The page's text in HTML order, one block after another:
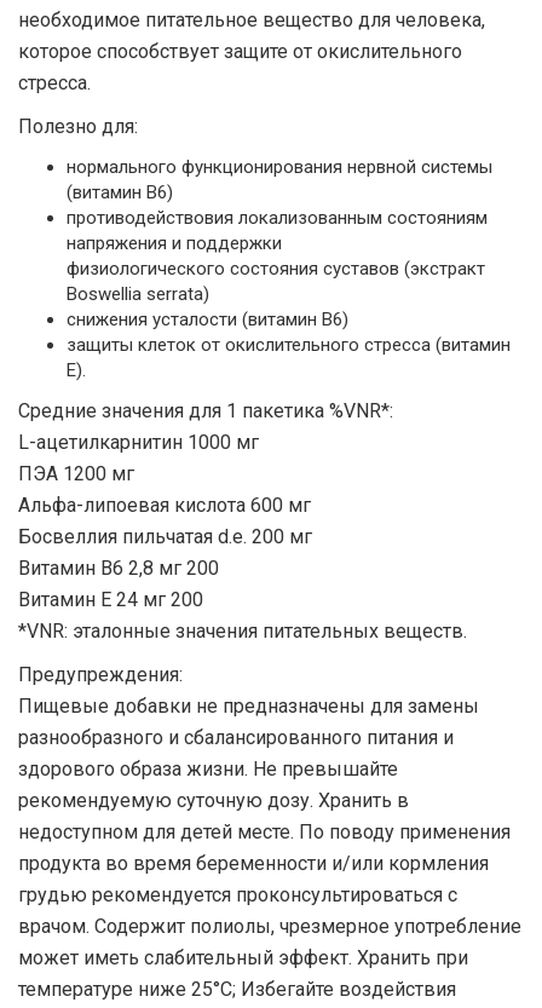
необходимое питательное вещество для человека,
которое способствует защите от окислительного
стресса.
Полезно для:
нормального функционирования нервной системы
(витамин В6)
противодействовия локализованным состояниям
напряжения и поддержки
физиологического состояния суставов (экстракт
Boswellia serrata)
снижения усталости (витамин B6)
защиты клеток от окислительного стресса (витамин
Е).
Средние значения для 1 пакетика %VNR*:
L-ацетилкарнитин 1000 мг
ПЭА 1200 мг
Альфа-липоевая кислота 600 мг
Босвеллия пильчатая d.e. 200 мг
Витамин В6 2,8 мг 200
Витамин Е 24 мг 200
*VNR: эталонные значения питательных веществ.
Предупреждения:
Пищевые добавки не предназначены для замены
разнообразного и сбалансированного питания и
здорового образа жизни. Не превышайте
рекомендуемую суточную дозу. Хранить в
недоступном для детей месте. По поводу применения
продукта во время беременности и/или кормления
грудью рекомендуется проконсультироваться с
врачом. Содержит полиолы, чрезмерное употребление
может иметь слабительный эффект. Хранить при
температуре ниже 25°C; Избегайте воздействия